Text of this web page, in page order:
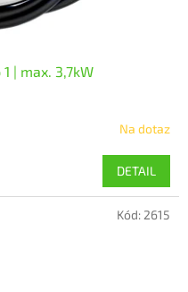
| max. 3,7kW
Na dotaz
DETAIL
Kód: 2615